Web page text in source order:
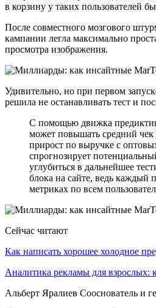
в корзину у таких пользователей
После совместного мозгового
кампании легла максимально
просмотра изображения.
Удивительно, но при первом
решила не останавливать тест и
С помощью движка
может повышать средний
прирост по выручке с
спрогнозирует
углубиться в дальнейшее
блока на сайте, ведь каждый
метриках по всем
Сейчас читают
Как написать хорошее холодное
Аналитика рекламы для взрослых:
Альберт Яралиев Сооснователь и